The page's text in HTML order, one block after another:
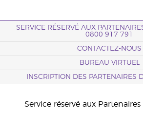
SERVICE RÉSERVÉ AUX
0800 917 791
CONTACTEZ-NOUS
BUREAU VIRTUEL
INSCRIPTION DES PARTENAIRES
Service réservé aux